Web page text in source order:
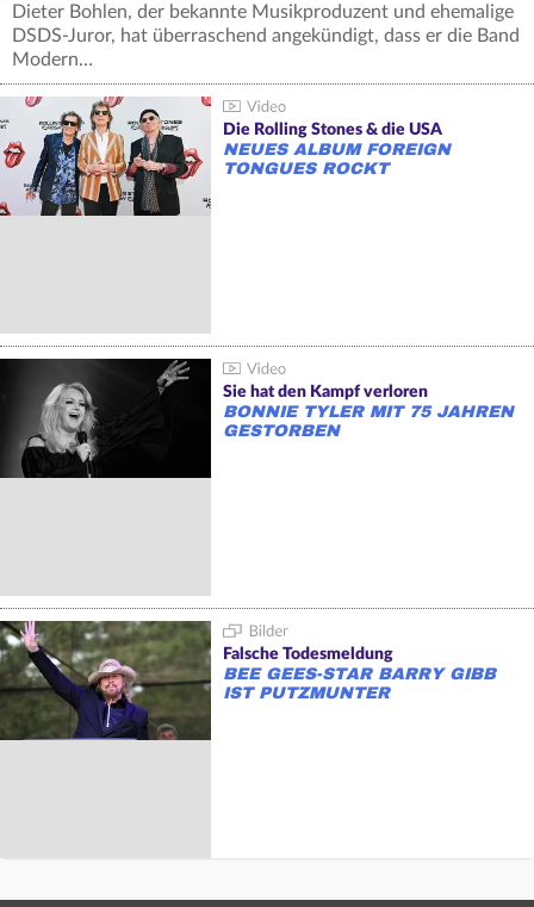
Dieter Bohlen, der bekannte Musikproduzent und ehemalige
DSDS-Juror, hat überraschend angekündigt, dass er die Band
Modern…
Die Rolling Stones & die USA
NEUES ALBUM FOREIGN
TONGUES ROCKT
Sie hat den Kampf verloren
BONNIE TYLER MIT 75 JAHREN
GESTORBEN
Falsche Todesmeldung
BEE GEES-STAR BARRY GIBB
IST PUTZMUNTER